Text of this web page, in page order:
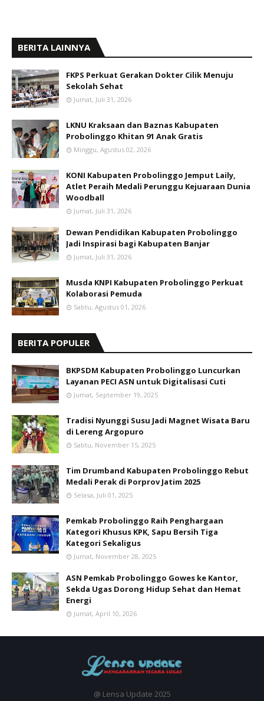
BERITA LAINNYA
FKPS Perkuat Gerakan Dokter Cilik Menuju
Sekolah Sehat
Jumat, Juli 31, 2026
LKNU Kraksaan dan Baznas Kabupaten
Probolinggo Khitan 91 Anak Gratis
Minggu, Agustus 02, 2026
KONI Kabupaten Probolinggo Jemput Laily,
Atlet Peraih Medali Perunggu Kejuaraan Dunia
Woodball
Jumat, Juli 31, 2026
Dewan Pendidikan Kabupaten Probolinggo
Jadi Inspirasi bagi Kabupaten Banjar
Jumat, Juli 31, 2026
Musda KNPI Kabupaten Probolinggo Perkuat
Kolaborasi Pemuda
Sabtu, Agustus 01, 2026
BERITA POPULER
BKPSDM Kabupaten Probolinggo Luncurkan
Layanan PECI ASN untuk Digitalisasi Cuti
Jumat, September 19, 2025
Tradisi Nyunggi Susu Jadi Magnet Wisata Baru
di Lereng Argopuro
Sabtu, November 15, 2025
Tim Drumband Kabupaten Probolinggo Rebut
Medali Perak di Porprov Jatim 2025
Selasa, Juli 01, 2025
Pemkab Probolinggo Raih Penghargaan
Kategori Khusus KPK, Sapu Bersih Tiga
Kategori Sekaligus
Jumat, November 28, 2025
ASN Pemkab Probolinggo Gowes ke Kantor,
Sekda Ugas Dorong Hidup Sehat dan Hemat
Energi
Jumat, April 10, 2026
@ Lensa Update 2025